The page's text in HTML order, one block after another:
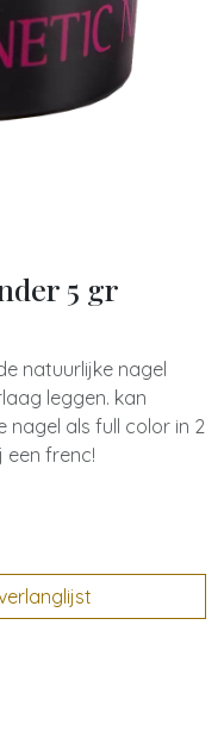
5 gr
natuurlijke nagel
leggen. kan
als full color in 2
een frenc!